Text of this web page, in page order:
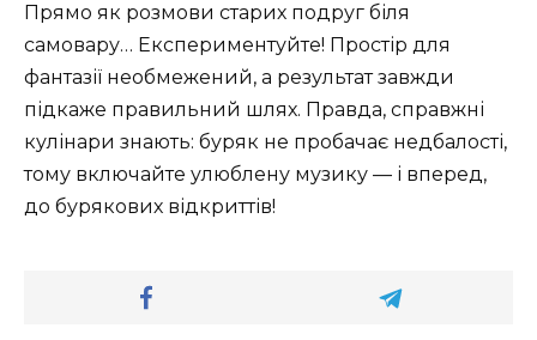
Прямо як розмови старих подруг біля
самовару… Експериментуйте! Простір для
фантазії необмежений, а результат завжди
підкаже правильний шлях. Правда, справжні
кулінари знають: буряк не пробачає недбалості,
тому включайте улюблену музику — і вперед,
до бурякових відкриттів!